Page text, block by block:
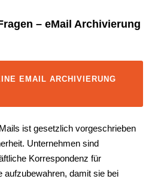
– eMail Archivierung
EMAIL ARCHIVIERUNG
ist gesetzlich vorgeschrieben
Unternehmen sind
Korrespondenz für
aufzubewahren, damit sie bei